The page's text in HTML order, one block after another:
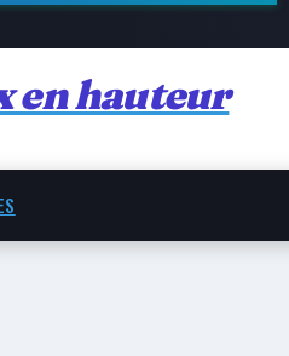
en hauteur